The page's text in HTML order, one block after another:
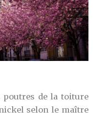
de la toiture
selon le maître